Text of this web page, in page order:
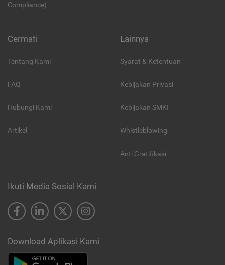
Compliance)
Cermati
Tentang Kami
FAQ
Hubungi Kami
Artikel
Lainnya
Syarat & Ketentuan
Kebijakan Privasi
Kebijakan SMKI
Whistleblowing
Anti Gratifikasi
Ikuti Media Sosial Kami
Download Aplikasi Kami